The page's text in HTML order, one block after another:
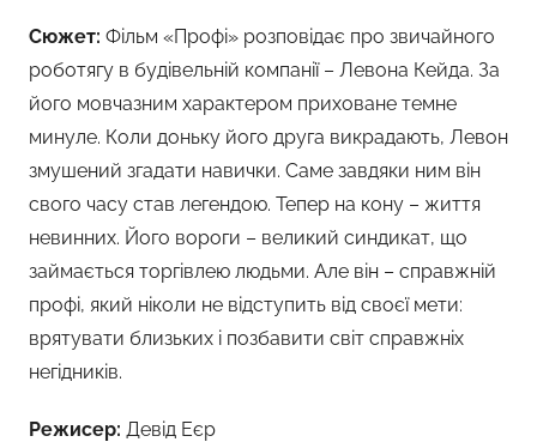
Сюжет: Фільм «Профі» розповідає про звичайного
роботягу в будівельній компанії – Левона Кейда. За
його мовчазним характером приховане темне
минуле. Коли доньку його друга викрадають, Левон
змушений згадати навички. Саме завдяки ним він
свого часу став легендою. Тепер на кону – життя
невинних. Його вороги – великий синдикат, що
займається торгівлею людьми. Але він – справжній
профі, який ніколи не відступить від своєї мети:
врятувати близьких і позбавити світ справжніх
негідників.
Режисер: Девід Еєр